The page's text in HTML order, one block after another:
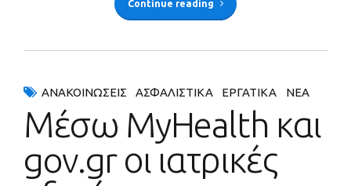
Continue reading
ΑΝΑΚΟΙΝΏΣΕΙΣ ΑΣΦΑΛΙΣΤΙΚΆ ΕΡΓΑΤΙΚΆ ΝΈΑ
Μέσω MyHealth και
gov.gr οι ιατρικές